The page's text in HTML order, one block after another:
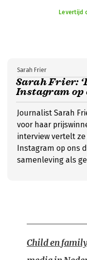
Levertijd
Sarah Frier:
Instagram op
Sarah Frier
Journalist Sarah
voor haar
interview vertelt
Instagram op ons
samenleving als
Child en